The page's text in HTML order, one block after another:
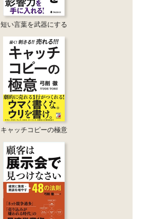
短い言葉を武器にする
キャッチコピーの極意